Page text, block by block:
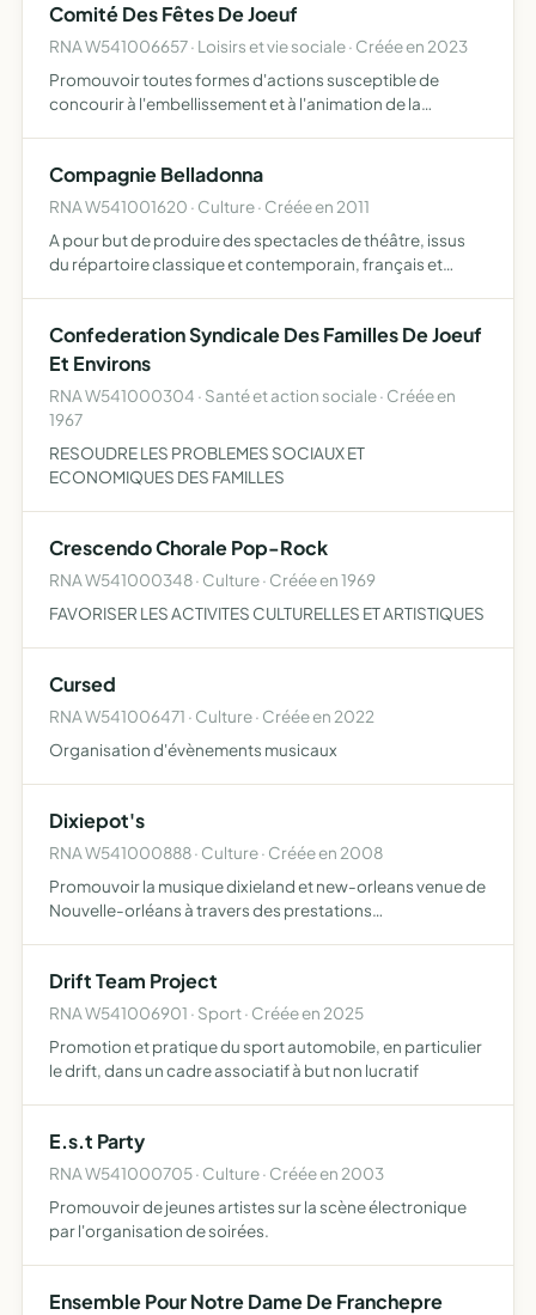
Comité Des Fêtes De Joeuf
RNA W541006657 · Loisirs et vie sociale · Créée en 2023
Promouvoir toutes formes d'actions susceptible de
concourir à l'embellissement et à l'animation de la
soutien aux as…
Compagnie Belladonna
RNA W541001620 · Culture · Créée en 2011
A pour but de produire des spectacles de théâtre, issus
du répartoire classique et contemporain, français et
Confederation Syndicale Des Familles De Joeuf
Et Environs
RNA W541000304 · Santé et action sociale · Créée en
1967
RESOUDRE LES PROBLEMES SOCIAUX ET
ECONOMIQUES DES FAMILLES
Crescendo Chorale Pop-Rock
RNA W541000348 · Culture · Créée en 1969
FAVORISER LES ACTIVITES CULTURELLES ET ARTISTIQUES
Cursed
RNA W541006471 · Culture · Créée en 2022
Organisation d'évènements musicaux
Dixiepot's
RNA W541000888 · Culture · Créée en 2008
Promouvoir la musique dixieland et new-orleans venue de
Nouvelle-orléans à travers des prestations
Drift Team Project
RNA W541006901 · Sport · Créée en 2025
Promotion et pratique du sport automobile, en particulier
le drift, dans un cadre associatif à but non lucratif
E.s.t Party
RNA W541000705 · Culture · Créée en 2003
Promouvoir de jeunes artistes sur la scène électronique
par l'organisation de soirées.
Ensemble Pour Notre Dame De Franchepre